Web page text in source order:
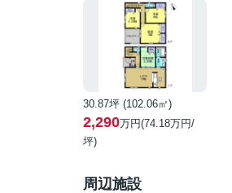
30.87坪 (102.06㎡)
2,290万円(74.18万円/
坪)
周辺施設